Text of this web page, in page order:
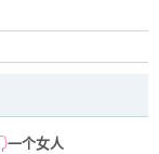
一个女人